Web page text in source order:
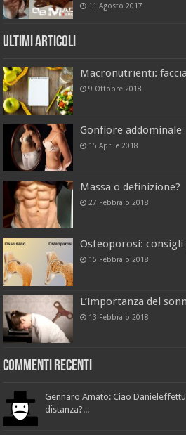
11 Agosto 2017
Ultimi Articoli
Macronutrienti:
9 Ottobre 2018
Gonfiore addominale
15 Aprile 2018
Massa o definizione?
27 Febbraio 2018
Osteoporosi: consigli
15 Febbraio 2018
L’importanza del
13 Febbraio 2018
Commenti recenti
Gennaro Amato: Ciao
distanza?...